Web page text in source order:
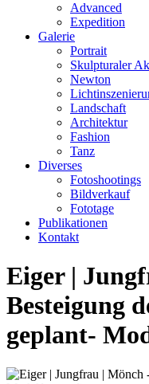
Advanced
Expedition
Galerie
Portrait
Skulpturaler
Newton
Landschaft
Architektur
Fashion
Tanz
Diverses
Fotoshootings
Bildverkauf
Fototage
Publikationen
Kontakt
Eiger |
Besteigung
geplant-